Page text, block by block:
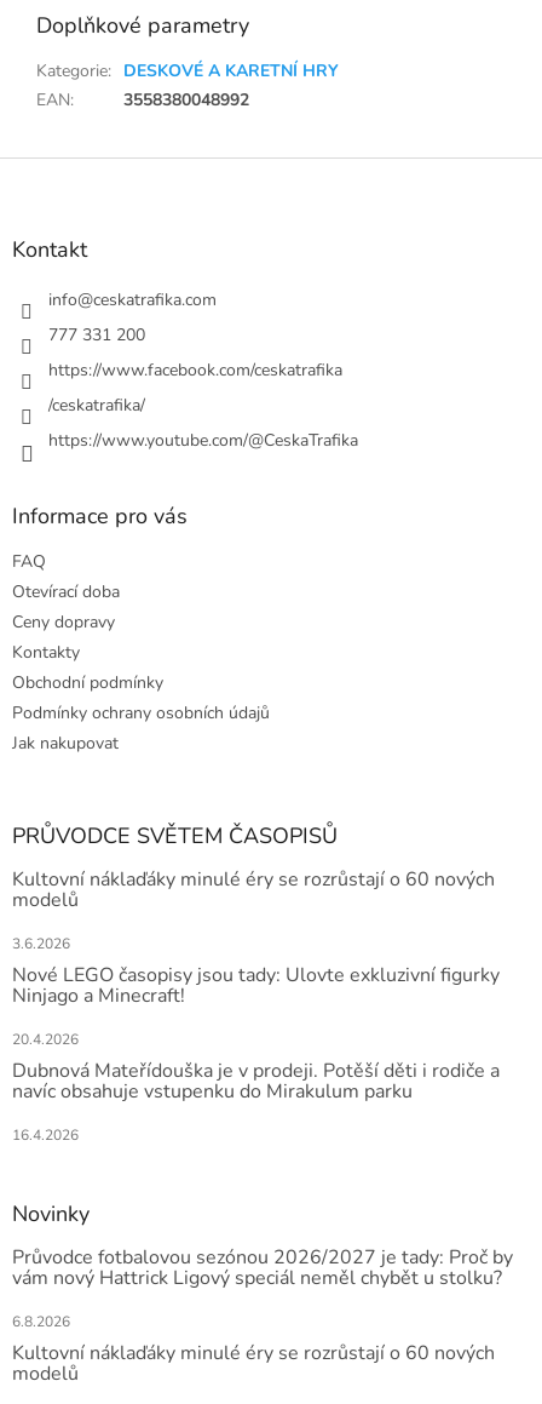
Doplňkové parametry
Kategorie: DESKOVÉ A KARETNÍ HRY
EAN: 3558380048992
Z
Kontakt
info@ceskatrafika.com
777 331 200
https://www.facebook.com/ceskatrafika
/ceskatrafika/
https://www.youtube.com/@CeskaTrafika
Informace pro vás
FAQ
Otevírací doba
Ceny dopravy
Kontakty
Obchodní podmínky
Podmínky ochrany osobních údajů
Jak nakupovat
PRŮVODCE SVĚTEM ČASOPISŮ
Kultovní náklaďáky minulé éry se rozrůstají o 60 nových
modelů
3.6.2026
Nové LEGO časopisy jsou tady: Ulovte exkluzivní figurky
Ninjago a Minecraft!
20.4.2026
Dubnová Mateřídouška je v prodeji. Potěší děti i rodiče a
navíc obsahuje vstupenku do Mirakulum parku
16.4.2026
Novinky
Průvodce fotbalovou sezónou 2026/2027 je tady: Proč by
vám nový Hattrick Ligový speciál neměl chybět u stolku?
6.8.2026
Kultovní náklaďáky minulé éry se rozrůstají o 60 nových
modelů